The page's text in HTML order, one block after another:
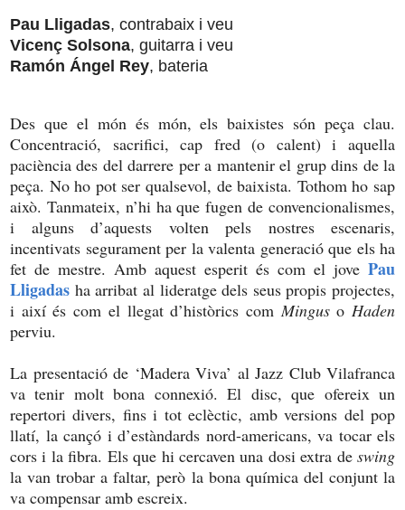
Pau Lligadas, contrabaix i veu
Vicenç Solsona, guitarra i veu
Ramón Ángel Rey, bateria
Des que el món és món, els baixistes són peça clau.
Concentració, sacrifici, cap fred (o calent) i aquella
paciència des del darrere per a mantenir el grup dins de la
peça. No ho pot ser qualsevol, de baixista. Tothom ho sap
això. Tanmateix, n’hi ha que fugen de convencionalismes,
i alguns d’aquests volten pels nostres escenaris,
incentivats segurament per la valenta generació que els ha
fet de mestre. Amb aquest esperit és com el jove Pau
Lligadas ha arribat al lideratge dels seus propis projectes,
i així és com el llegat d’històrics comMingusoHaden
perviu.
La presentació de ‘Madera Viva’ al Jazz Club Vilafranca
va tenir molt bona connexió. El disc, que ofereix un
repertori divers, fins i tot eclèctic, amb versions del pop
llatí, la cançó i d’estàndards nord-americans, va tocar els
cors i la fibra. Els que hi cercaven una dosi extra de swing
la van trobar a faltar, però la bona química del conjunt la
va compensar amb escreix.